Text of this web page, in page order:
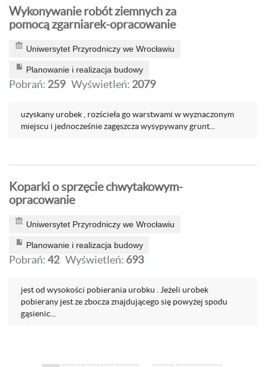
Wykonywanie robót ziemnych za
pomocą zgarniarek-opracowanie
Uniwersytet Przyrodniczy we Wrocławiu
Planowanie i realizacja budowy
Pobrań: 259 Wyświetleń: 2079
uzyskany urobek , rozścieła go warstwami w wyznaczonym
miejscu i jednocześnie zagęszcza wysypywany grunt...
Koparki o sprzęcie chwytakowym-
opracowanie
Uniwersytet Przyrodniczy we Wrocławiu
Planowanie i realizacja budowy
Pobrań:42 Wyświetleń: 693
jest od wysokości pobierania urobku . Jeżeli urobek
pobierany jest ze zbocza znajdującego się powyżej spodu
gąsienic...